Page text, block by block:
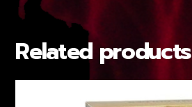
Related products